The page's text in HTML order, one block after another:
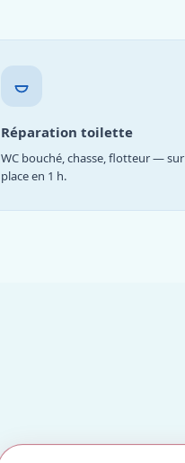
Réparation toilette
WC bouché, chasse, flotteur — sur
place en 1 h.